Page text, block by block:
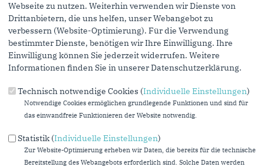
A 14 Rechtsausschuss
A 15 Schule u. Bildung
A16 Sport
A 17 Umwelt, Natur- und Verbraucherschutz,
Landwirtschaft, Forsten und ländliche Räume
A 18 Ausschuss für Wirtschaft, Industrie, Klimaschutz und
Energie (AWIKE)
A 18/1 Unterausschuss Bergbausicherheit
A19 Integrationsausschuss
A 20 Bauen, Wohnen und Digitalisierung
Webseite zu nutzen. Weiterhin verwenden wir Dienste von
Drittanbietern, die uns helfen, unser Webangebot zu
verbessern (Website-Optimierung). Für die Verwendung
bestimmter Dienste, benötigen wir Ihre Einwilligung. Ihre
Einwilligung können Sie jederzeit widerrufen. Weitere
Informationen finden Sie in unserer Datenschutzerklärung.
Technisch notwendige Cookies (Individuelle Einstellungen)
Notwendige Cookies ermöglichen grundlegende Funktionen und sind für
das einwandfreie Funktionieren der Website notwendig.
Statistik (Individuelle Einstellungen)
Zur Website-Optimierung erheben wir Daten, die bereits für die technische
Bereitstellung des Webangebots erforderlich sind. Solche Daten werden